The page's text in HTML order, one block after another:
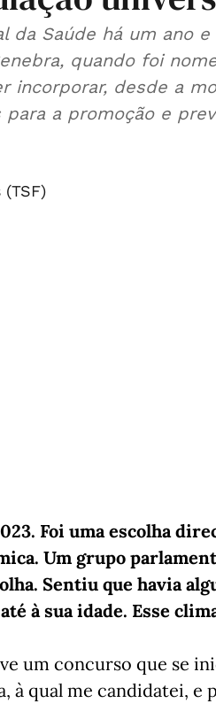
da Saúde há um ano e
quando foi
incorporar, desde a
a promoção e
Foi uma escolha
Um grupo
Sentiu que havia
à sua idade. Esse
um concurso que se
qual me candidatei, e